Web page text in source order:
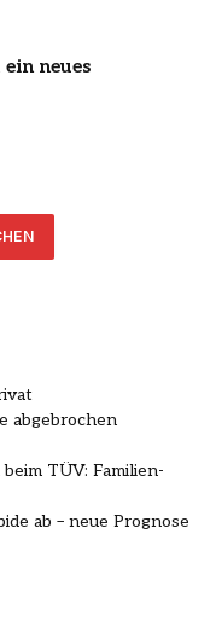
neues
abgebrochen
TÜV: Familien-
ab – neue Prognose